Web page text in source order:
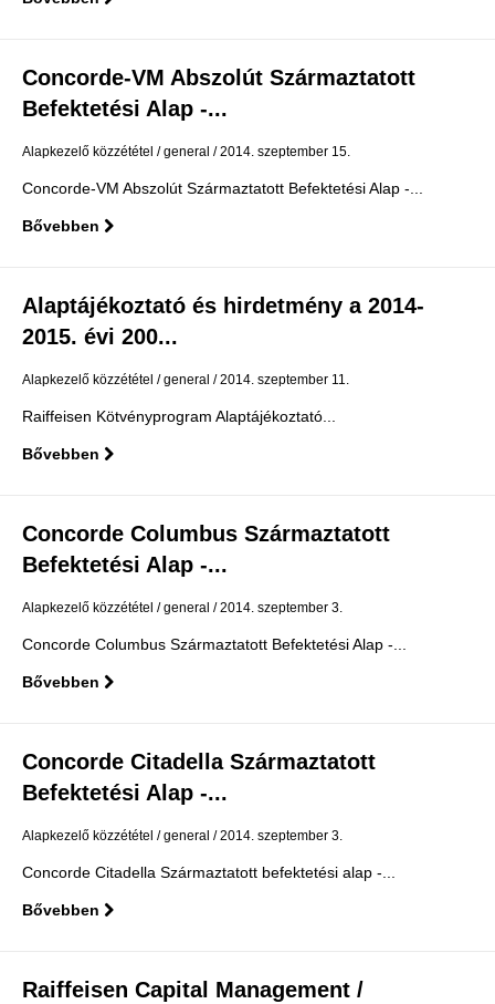
Concorde-VM Abszolút Származtatott
Befektetési Alap -...
Alapkezelő közzététel general 2014. szeptember 15.
Concorde-VM Abszolút Származtatott Befektetési Alap -...
Bővebben
Alaptájékoztató és hirdetmény a 2014-
2015. évi 200...
Alapkezelő közzététel general 2014. szeptember 11.
Raiffeisen Kötvényprogram Alaptájékoztató...
Bővebben
Concorde Columbus Származtatott
Befektetési Alap -...
Alapkezelő közzététel general 2014. szeptember 3.
Concorde Columbus Származtatott Befektetési Alap -...
Bővebben
Concorde Citadella Származtatott
Befektetési Alap -...
Alapkezelő közzététel general 2014. szeptember 3.
Concorde Citadella Származtatott befektetési alap -...
Bővebben
Raiffeisen Capital Management /